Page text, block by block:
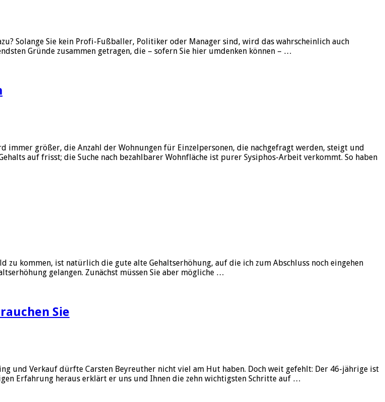
Solange Sie kein Profi-Fußballer, Politiker oder Manager sind, wird das wahrscheinlich auch
Gründe zusammen getragen, die – sofern Sie hier umdenken können – …
immer größer, die Anzahl der Wohnungen für Einzelpersonen, die nachgefragt werden, steigt und
auf frisst; die Suche nach bezahlbarer Wohnfläche ist purer Sysiphos-Arbeit verkommt. So haben
kommen, ist natürlich die gute alte Gehaltserhöhung, auf die ich zum Abschluss noch eingehen
gelangen. Zunächst müssen Sie aber mögliche …
Sie
und Verkauf dürfte Carsten Beyreuther nicht viel am Hut haben. Doch weit gefehlt: Der 46-jährige ist
Erfahrung heraus erklärt er uns und Ihnen die zehn wichtigsten Schritte auf …